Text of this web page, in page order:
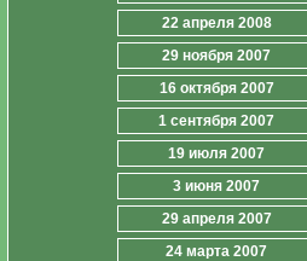
22 апреля 2008
29 ноября 2007
16 октября 2007
1 сентября 2007
19 июля 2007
3 июня 2007
29 апреля 2007
24 марта 2007